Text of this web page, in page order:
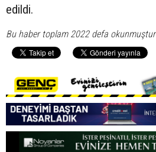
edildi.
Bu haber toplam 2022 defa okunmuştur